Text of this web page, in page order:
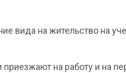
вида на жительство на
на работу и на